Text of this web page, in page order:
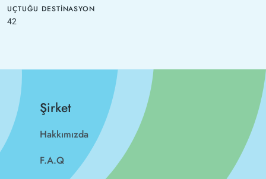
UÇTUĞU DESTINASYON
42
Şirket
Hakkımızda
F.A.Q